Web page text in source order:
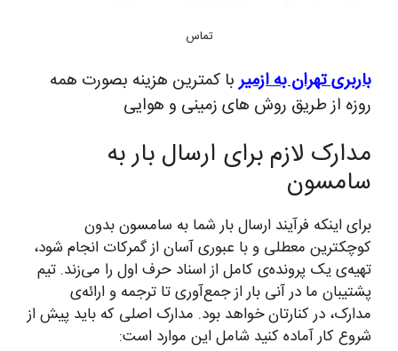
تماس
باربری تهران به ازمیربا کمترین هزینه بصورت همه
روزه از طریق روش های زمینی و هوایی
مدارک لازم برای ارسال بار به
سامسون
برای اینکه فرآیند ارسال بار شما به سامسون بدون
کوچکترین معطلی و با عبوری آسان از گمرکات انجام شود،
تهیه‌ی یک پرونده‌ی کامل از اسناد حرف اول را می‌زند. تیم
پشتیبان ما در آنی بار از جمع‌آوری تا ترجمه و ارائه‌ی
مدارک، در کنارتان خواهد بود. مدارک اصلی که باید پیش از
شروع کار آماده کنید شامل این موارد است: